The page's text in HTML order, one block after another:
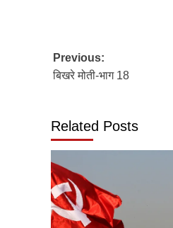
Post
navigation
Previous:
बिखरे मोती-भाग 18
Related Posts